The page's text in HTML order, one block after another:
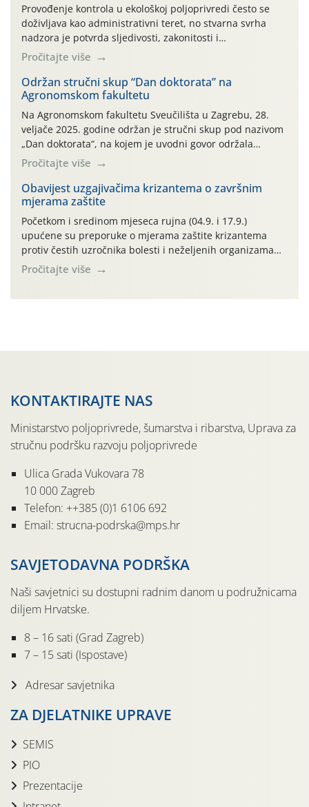
Provođenje kontrola u ekološkoj poljoprivredi često se
doživljava kao administrativni teret, no stvarna svrha
nadzora je potvrda sljedivosti, zakonitosti i
vjerodostojnosti Vašeg truda na tržištu. Kontrola nije
usmjerena na kažnjavanje proizvođača, već na
potvrđivanje usklađenosti proizvodnje s propisima te
osiguravanje povjerenja potrošača u ekološke proizvode.
Kako bismo Vam olakšali pripremu za nadzorne
preglede, pripremili smo pregledan vodič kroz ključne
korake i najčešće izazove s terena.
Pročitajte više
Održan stručni skup “Dan doktorata” na
Agronomskom fakultetu
Na Agronomskom fakultetu Sveučilišta u Zagrebu, 28.
veljače 2025. godine održan je stručni skup pod nazivom
„Dan doktorata“, na kojem je uvodni govor održala
predsjednica Hrvatskog agroekonomskog društva Tihana
Sudarić, nakon čega je predavanje održao Darko Lugonja,
iz Uprave za stručnu podršku razvoju poljoprivrede,
Ministarstva poljoprivrede, šumarstva i ribarstva te
Darija Borović, sa Agronomskog fakulteta, […]
Pročitajte više
Obavijest uzgajivačima krizantema o završnim
mjerama zaštite
Početkom i sredinom mjeseca rujna (04.9. i 17.9.)
upućene su preporuke o mjerama zaštite krizantema
protiv čestih uzročnika bolesti i neželjenih organizama
životinjskog podrijetla nakon zamračivanja. Tablica 1.
Neki mjerni podatci tijekom proteklog mjeseca rujna
Pročitajte više
KONTAKTIRAJTE NAS
Ministarstvo poljoprivrede, šumarstva i ribarstva, Uprava za
stručnu podršku razvoju poljoprivrede
Ulica Grada Vukovara 78
10 000 Zagreb
Telefon: ++385 (0)1 6106 692
Email: strucna-podrska@mps.hr
SAVJETODAVNA PODRŠKA
Naši savjetnici su dostupni radnim danom u podružnicama
diljem Hrvatske.
8 – 16 sati (Grad Zagreb)
7 – 15 sati (Ispostave)
Adresar savjetnika
ZA DJELATNIKE UPRAVE
SEMIS
PIO
Prezentacije